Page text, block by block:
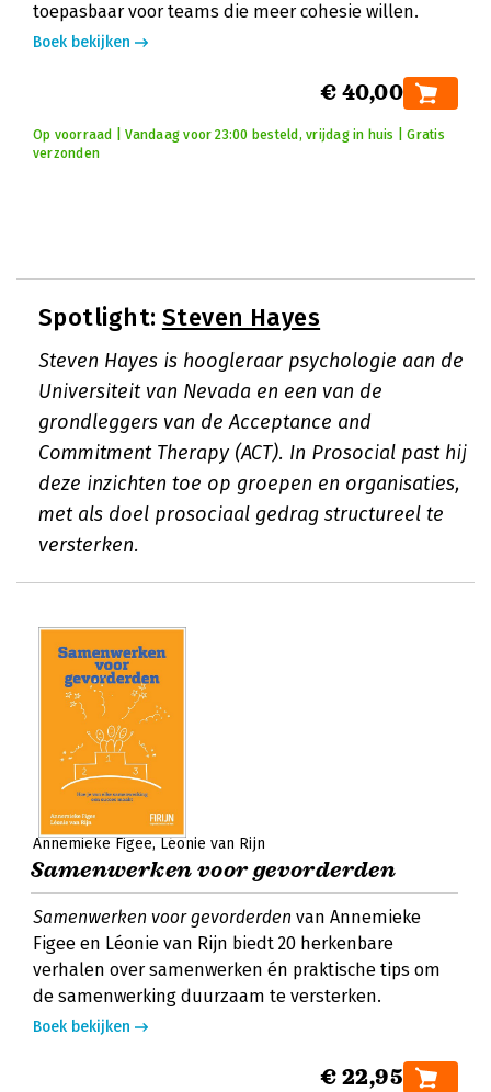
toepasbaar voor teams die meer cohesie willen.
Boek bekijken
€ 40,00
Op voorraad | Vandaag voor 23:00 besteld, vrijdag in huis | Gratis
verzonden
Spotlight: Steven Hayes
Steven Hayes is hoogleraar psychologie aan de
Universiteit van Nevada en een van de
grondleggers van de Acceptance and
Commitment Therapy (ACT). In Prosocial past hij
deze inzichten toe op groepen en organisaties,
met als doel prosociaal gedrag structureel te
versterken.
Annemieke Figee Léonie van Rijn
Samenwerken voor gevorderden
Samenwerken voor gevorderden van Annemieke
Figee en Léonie van Rijn biedt 20 herkenbare
verhalen over samenwerken én praktische tips om
de samenwerking duurzaam te versterken.
Boek bekijken
€ 22,95